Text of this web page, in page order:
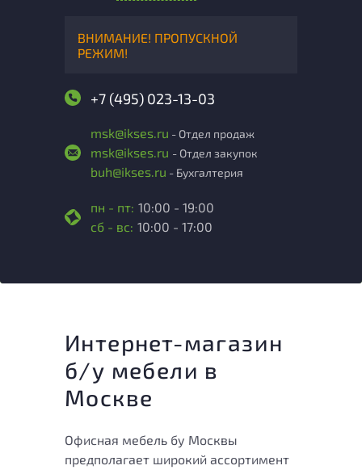
ВНИМАНИЕ! ПРОПУСКНОЙ
РЕЖИМ!
+7 (495) 023-13-03
msk@ikses.ru - Отдел продаж
msk@ikses.ru - Отдел закупок
buh@ikses.ru - Бухгалтерия
пн - пт: 10:00 - 19:00
сб - вс: 10:00 - 17:00
Интернет-магазин
б/у мебели в
Москве
Офисная мебель бу Москвы
предполагает широкий ассортимент